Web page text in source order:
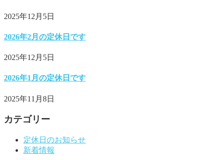
2025年12月5日
2026年2月の定休日です
2025年12月5日
2026年1月の定休日です
2025年11月8日
カテゴリー
定休日のお知らせ
新着情報